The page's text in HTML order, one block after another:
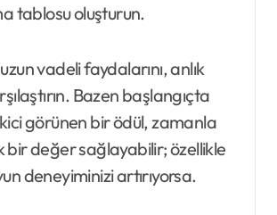
tablosu oluşturun.
vadeli faydalarını, anlık
Bazen başlangıçta
görünen bir ödül, zamanla
bir değer sağlayabilir; özellikle
deneyiminizi artırıyorsa.